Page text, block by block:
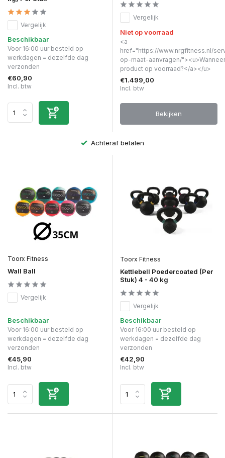
Vergelijk
Beschikbaar
Voor 16:00 uur besteld op
werkdagen = dezelfde dag
verzonden
€60,90
Incl. btw
Vergelijk
Niet op voorraad
<a
href="https://www.nrgfitness.nl/
op-maat-aanvragen/
product op voorraad?</a></u>
€1.499,00
Incl. btw
Bekijken
Achteraf betalen
Toorx Fitness
Wall Ball
Vergelijk
Beschikbaar
Voor 16:00 uur besteld op
werkdagen = dezelfde dag
verzonden
€45,90
Incl. btw
Toorx Fitness
Kettlebell Poedercoated (Per
Stuk) 4 - 40 kg
Vergelijk
Beschikbaar
Voor 16:00 uur besteld op
werkdagen = dezelfde dag
verzonden
€42,90
Incl. btw